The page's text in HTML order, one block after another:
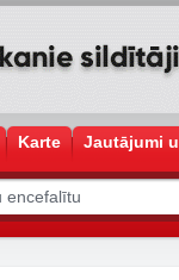
Karte Jautājumi